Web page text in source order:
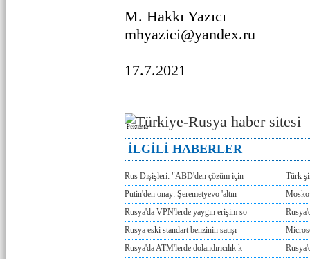
M. Hakkı Yazıcı
mhyazici@yandex.ru
17.7.2021
Реклама
İLGİLİ HABERLER
Rus Dışişleri: "ABD'den çözüm için
Türk
Putin'den onay: Şeremetyevo 'altın
Rusya'da VPN'lerde yaygın erişim so
Rusya eski standart benzinin satışı
Rusya'da ATM'lerde dolandırıcılık k